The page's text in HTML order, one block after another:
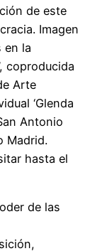
de este
Imagen
en la
coproducida
Arte
‘Glenda
Antonio
Madrid.
hasta el
de las